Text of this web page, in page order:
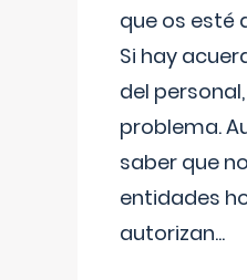
que os esté
Si hay
del
problema.
saber que
entidades
autorizan...